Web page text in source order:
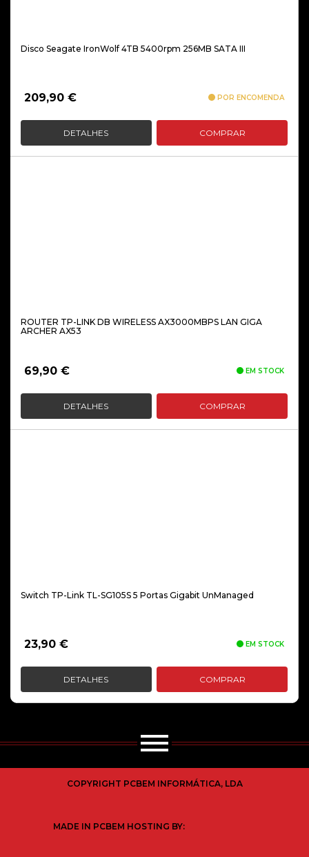
Disco Seagate IronWolf 4TB 5400rpm 256MB SATA III
209,90 € POR ENCOMENDA
DETALHES COMPRAR
ROUTER TP-LINK DB WIRELESS AX3000MBPS LAN GIGA
ARCHER AX53
69,90 € EM STOCK
DETALHES COMPRAR
Switch TP-Link TL-SG105S 5 Portas Gigabit UnManaged
23,90 € EM STOCK
DETALHES COMPRAR
COPYRIGHT PCBEM INFORMÁTICA, LDA
MADE IN PCBEM HOSTING BY: